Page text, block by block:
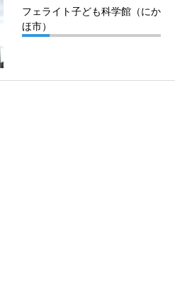
フェライト子ども科学館（にか
ほ市）